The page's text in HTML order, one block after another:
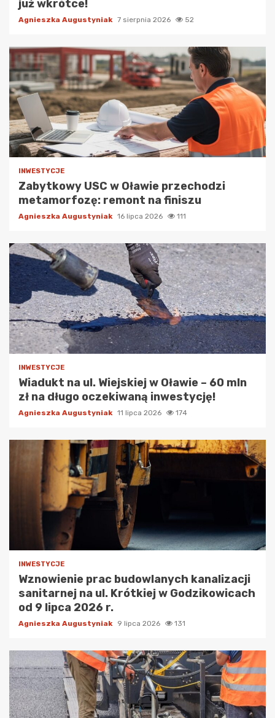
już wkrótce!
Agnieszka Augustyniak 7 sierpnia 2026 52
INWESTYCJE
Zabytkowy USC w Oławie przechodzi
metamorfozę: remont na finiszu
Agnieszka Augustyniak 16 lipca 2026 111
INWESTYCJE
Wiadukt na ul. Wiejskiej w Oławie – 60 mln
zł na długo oczekiwaną inwestycję!
Agnieszka Augustyniak 11 lipca 2026 174
INWESTYCJE
Wznowienie prac budowlanych kanalizacji
sanitarnej na ul. Krótkiej w Godzikowicach
od 9 lipca 2026 r.
Agnieszka Augustyniak 9 lipca 2026 131